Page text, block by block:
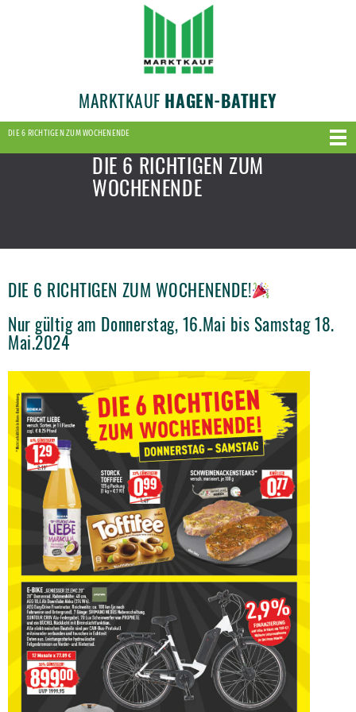
MARKTKAUF HAGEN-BATHEY
DIE 6 RICHTIGEN ZUM WOCHENENDE
DIE 6 RICHTIGEN ZUM
WOCHENENDE
DIE 6 RICHTIGEN ZUM WOCHENENDE!
Nur gültig am Donnerstag, 16.Mai bis Samstag 18.
Mai.2024